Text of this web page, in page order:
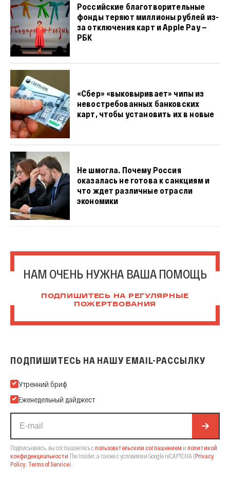
Российские благотворительные
фонды теряют миллионы рублей из-
за отключения карт и Apple Pay —
РБК
«Сбер» «выковыривает» чипы из
невостребованных банковских
карт, чтобы установить их в новые
Не шмогла. Почему Россия
оказалась не готова к санкциям и
что ждет различные отрасли
экономики
НАМ ОЧЕНЬ НУЖНА ВАША ПОМОЩЬ
ПОДПИШИТЕСЬ НА РЕГУЛЯРНЫЕ
ПОЖЕРТВОВАНИЯ
ПОДПИШИТЕСЬ НА НАШУ EMAIL-РАССЫЛКУ
Подпишитесь на нашу Email-рассылку
Утренний бриф
Еженедельный дайджест
Подписываясь, вы соглашаетесь спользовательским соглашением и политикой
конфиденциальности The Insider, а также с условиями Google reCAPTCHA (Privacy
Policy Terms of Service).